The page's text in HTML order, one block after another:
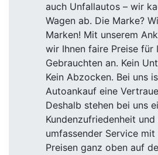
auch Unfallautos – wir
Wagen ab. Die Marke?
Marken! Mit unserem
wir Ihnen faire Preise für
Gebrauchten an. Kein
Kein Abzocken. Bei uns
Autoankauf eine
Deshalb stehen bei uns
Kundenzufriedenheit und
umfassender Service mit
Preisen ganz oben auf